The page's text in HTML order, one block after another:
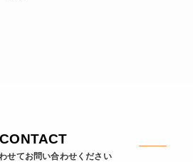
CONTACT
せてお問い合わせください